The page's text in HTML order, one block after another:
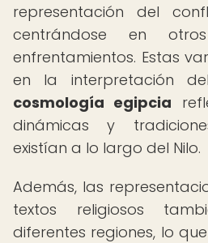
representación del
centrándose en
enfrentamientos. Estas
en la interpretación
cosmología egipcia
dinámicas y
existían a lo largo del Nilo.
Además, las
textos religiosos
diferentes regiones, lo